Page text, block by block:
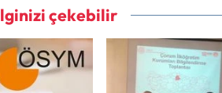
çekebilir